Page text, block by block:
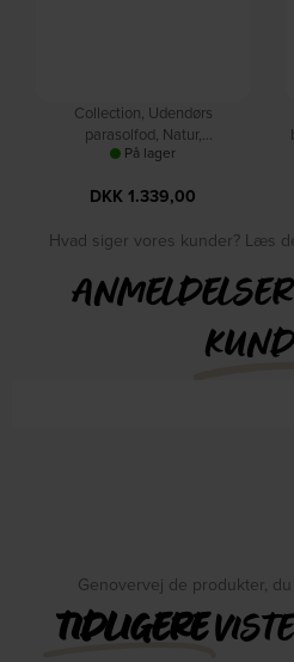
Collection, Udendørs
parasolfod, Natur,
Eukalyptustræ (Ø: 49 x H: 37
På lager
DKK 1.339,00
Hvad siger vores kunder? Læs
Genovervej de produkter,
TIDLIGERE